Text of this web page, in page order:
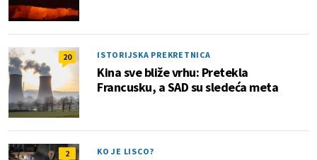
20 ISTORIJSKA PREKRETNICA
Kina sve bliže vrhu: Pretekla
Francusku, a SAD su sledeća meta
2 KO JE LISCO?